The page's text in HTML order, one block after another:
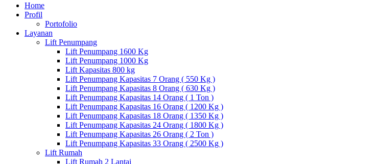
Home
Profil
Portofolio
Layanan
Lift Penumpang
Lift Penumpang 1600 Kg
Lift Penumpang 1000 Kg
Lift Kapasitas 800 kg
Lift Penumpang Kapasitas 7 Orang ( 550 Kg )
Lift Penumpang Kapasitas 8 Orang ( 630 Kg )
Lift Penumpang Kapasitas 14 Orang ( 1 Ton )
Lift Penumpang Kapasitas 16 Orang ( 1200 Kg )
Lift Penumpang Kapasitas 18 Orang ( 1350 Kg )
Lift Penumpang Kapasitas 24 Orang ( 1800 Kg )
Lift Penumpang Kapasitas 26 Orang ( 2 Ton )
Lift Penumpang Kapasitas 33 Orang ( 2500 Kg )
Lift Rumah
Lift Rumah 2 Lantai